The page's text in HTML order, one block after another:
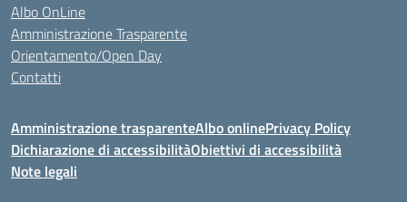
Albo OnLine
Amministrazione Trasparente
Orientamento/Open Day
Contatti
Amministrazione trasparenteAlbo onlinePrivacy Policy
Dichiarazione di accessibilitàObiettivi di accessibilità
Note legali